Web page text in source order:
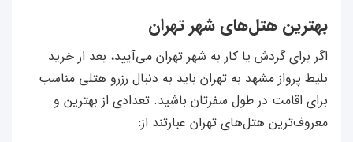
بهترین هتل‌های شهر تهران
اگر برای گردش یا کار به شهر تهران می‌آیید، بعد از خرید
بلیط پرواز مشهد به تهران باید به دنبال رزرو هتلی مناسب
برای اقامت در طول سفرتان باشید. تعدادی از بهترین و
معروف‌ترین هتل‌های تهران عبارتند از: